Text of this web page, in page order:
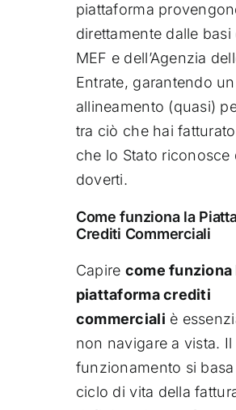
piattaforma
direttamente dalle basi
MEF e dell’Agenzia
Entrate, garantendo un
allineamento (quasi)
tra ciò che hai
che lo Stato riconosce
doverti.
Come funziona la
Crediti Commerciali
Capire come funziona
piattaforma crediti
commerciali è
non navigare a vista. Il
funzionamento si
ciclo di vita della